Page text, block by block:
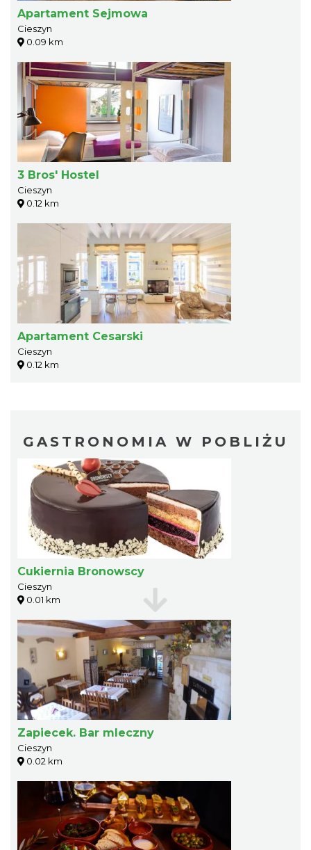
Apartament Sejmowa
Cieszyn
0.09 km
3 Bros' Hostel
Cieszyn
0.12 km
Apartament Cesarski
Cieszyn
0.12 km
GASTRONOMIA W POBLIŻU
Cukiernia Bronowscy
Cieszyn
0.01 km
Zapiecek. Bar mleczny
Cieszyn
0.02 km